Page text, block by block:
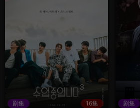
剧集 16集 剧集